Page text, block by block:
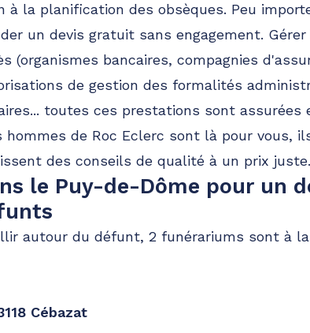
à la planification des obsèques. Peu
un devis gratuit sans engagement.
(organismes bancaires, compagnies
de gestion des formalités
toutes ces prestations sont assurées
hommes de Roc Eclerc sont là pour vous,
des conseils de qualité à un prix juste.
le Puy-de-Dôme pour un
autour du défunt, 2 funérariums sont à
Cébazat